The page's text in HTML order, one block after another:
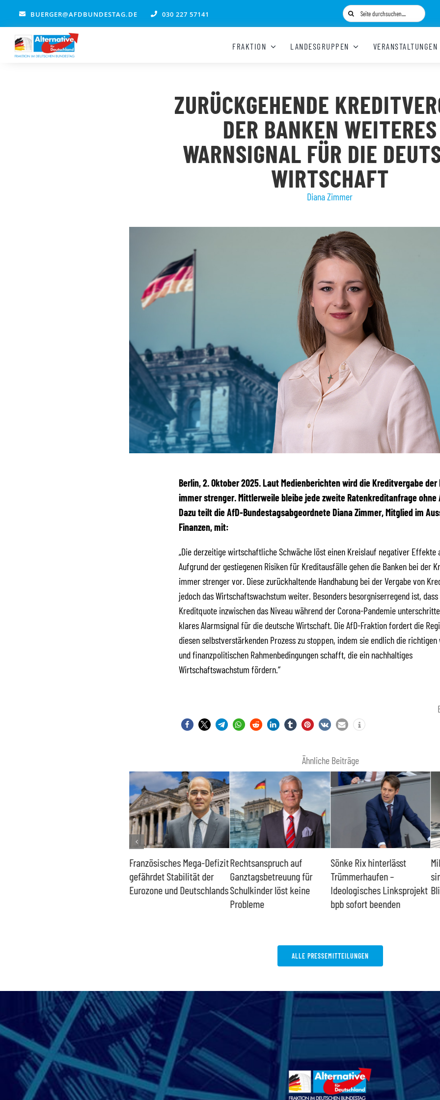
springen
BUERGER@AFDBUNDESTAG.DE 030 227 57141
Suche
nach:
FRAKTION LANDESGRUPPEN VERANSTALTUNGEN
ZURÜCKGEHENDE
DER BANKEN WEITERES
WARNSIGNAL FÜR DIE
WIRTSCHAFT
Diana Zimmer
Berlin, 2. Oktober 2025. Laut Medienberichten wird die Kreditvergabe der
immer strenger. Mittlerweile bleibe jede zweite Ratenkreditanfrage ohne
Dazu teilt die AfD-Bundestagsabgeordnete Diana Zimmer, Mitglied im
Finanzen, mit:
„Die derzeitige wirtschaftliche Schwäche löst einen Kreislauf negativer Effekte
Aufgrund der gestiegenen Risiken für Kreditausfälle gehen die Banken bei der
immer strenger vor. Diese zurückhaltende Handhabung bei der Vergabe von
jedoch das Wirtschaftswachstum weiter. Besonders besorgniserregend ist,
Kreditquote inzwischen das Niveau während der Corona-Pandemie
klares Alarmsignal für die deutsche Wirtschaft. Die AfD-Fraktion fordert die
diesen selbstverstärkenden Prozess zu stoppen, indem sie endlich die
und finanzpolitischen Rahmenbedingungen schafft, die ein nachhaltiges
Wirtschaftswachstum fördern.“
Ähnliche Beiträge
Französisches Mega-Defizit
gefährdet Stabilität der
Eurozone und Deutschlands
Rechtsanspruch auf
Ganztagsbetreuung für
Schulkinder löst keine
Probleme
Sönke Rix hinterlässt
Trümmerhaufen –
Ideologisches Linksprojekt
bpb sofort beenden
ALLE PRESSEMITTEILUNGEN